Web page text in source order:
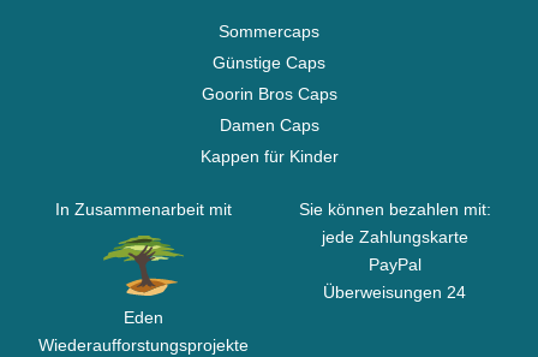
Sommercaps
Günstige Caps
Goorin Bros Caps
Damen Caps
Kappen für Kinder
In Zusammenarbeit mit
Eden
Wiederaufforstungsprojekte
Sie können bezahlen mit:
jede Zahlungskarte
PayPal
Überweisungen 24